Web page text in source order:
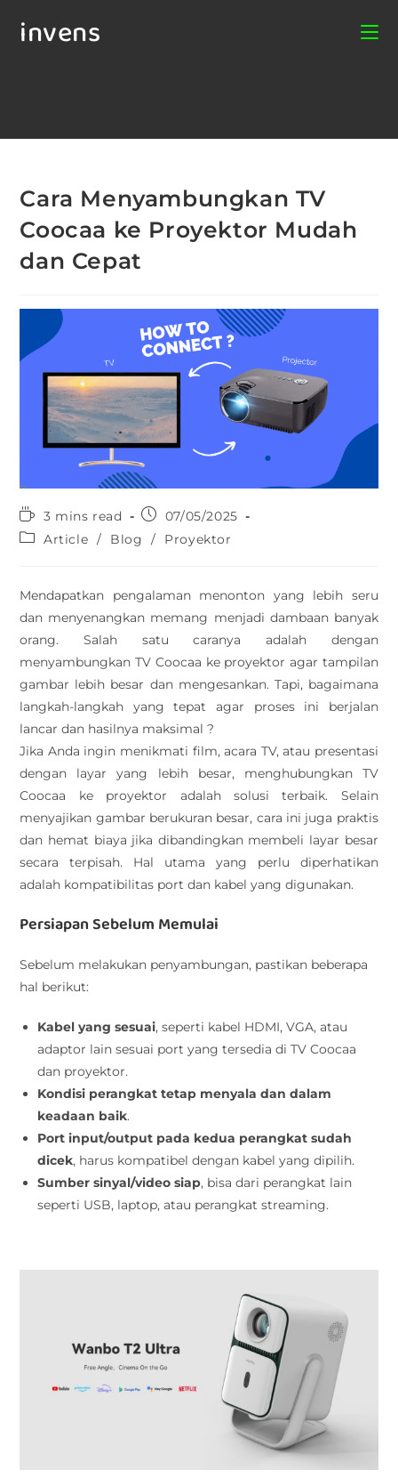
invens
Cara Menyambungkan TV
Coocaa ke Proyektor Mudah
dan Cepat
3 mins read
07/05/2025
Article / Blog / Proyektor
Mendapatkan pengalaman menonton yang lebih seru
dan menyenangkan memang menjadi dambaan banyak
orang. Salah satu caranya adalah dengan
menyambungkan TV Coocaa ke proyektor agar tampilan
gambar lebih besar dan mengesankan. Tapi, bagaimana
langkah-langkah yang tepat agar proses ini berjalan
lancar dan hasilnya maksimal ?
Jika Anda ingin menikmati film, acara TV, atau presentasi
dengan layar yang lebih besar, menghubungkan TV
Coocaa ke proyektor adalah solusi terbaik. Selain
menyajikan gambar berukuran besar, cara ini juga praktis
dan hemat biaya jika dibandingkan membeli layar besar
secara terpisah. Hal utama yang perlu diperhatikan
adalah kompatibilitas port dan kabel yang digunakan.
Persiapan Sebelum Memulai
Sebelum melakukan penyambungan, pastikan beberapa
hal berikut:
Kabel yang sesuai, seperti kabel HDMI, VGA, atau
adaptor lain sesuai port yang tersedia di TV Coocaa
dan proyektor.
Kondisi perangkat tetap menyala dan dalam
keadaan baik.
Port input/output pada kedua perangkat sudah
dicek, harus kompatibel dengan kabel yang dipilih.
Sumber sinyal/video siap, bisa dari perangkat lain
seperti USB, laptop, atau perangkat streaming.